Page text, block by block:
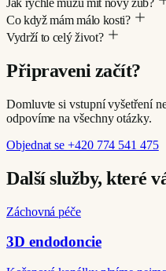
Co když mám málo kosti?
Vydrží to celý život?
Připraveni začít?
Domluvte si vstupní vyšetření
odpovíme na všechny otázky.
Objednat se+420 774 541 475
Další služby, které
Záchovná péče
3D endodoncie